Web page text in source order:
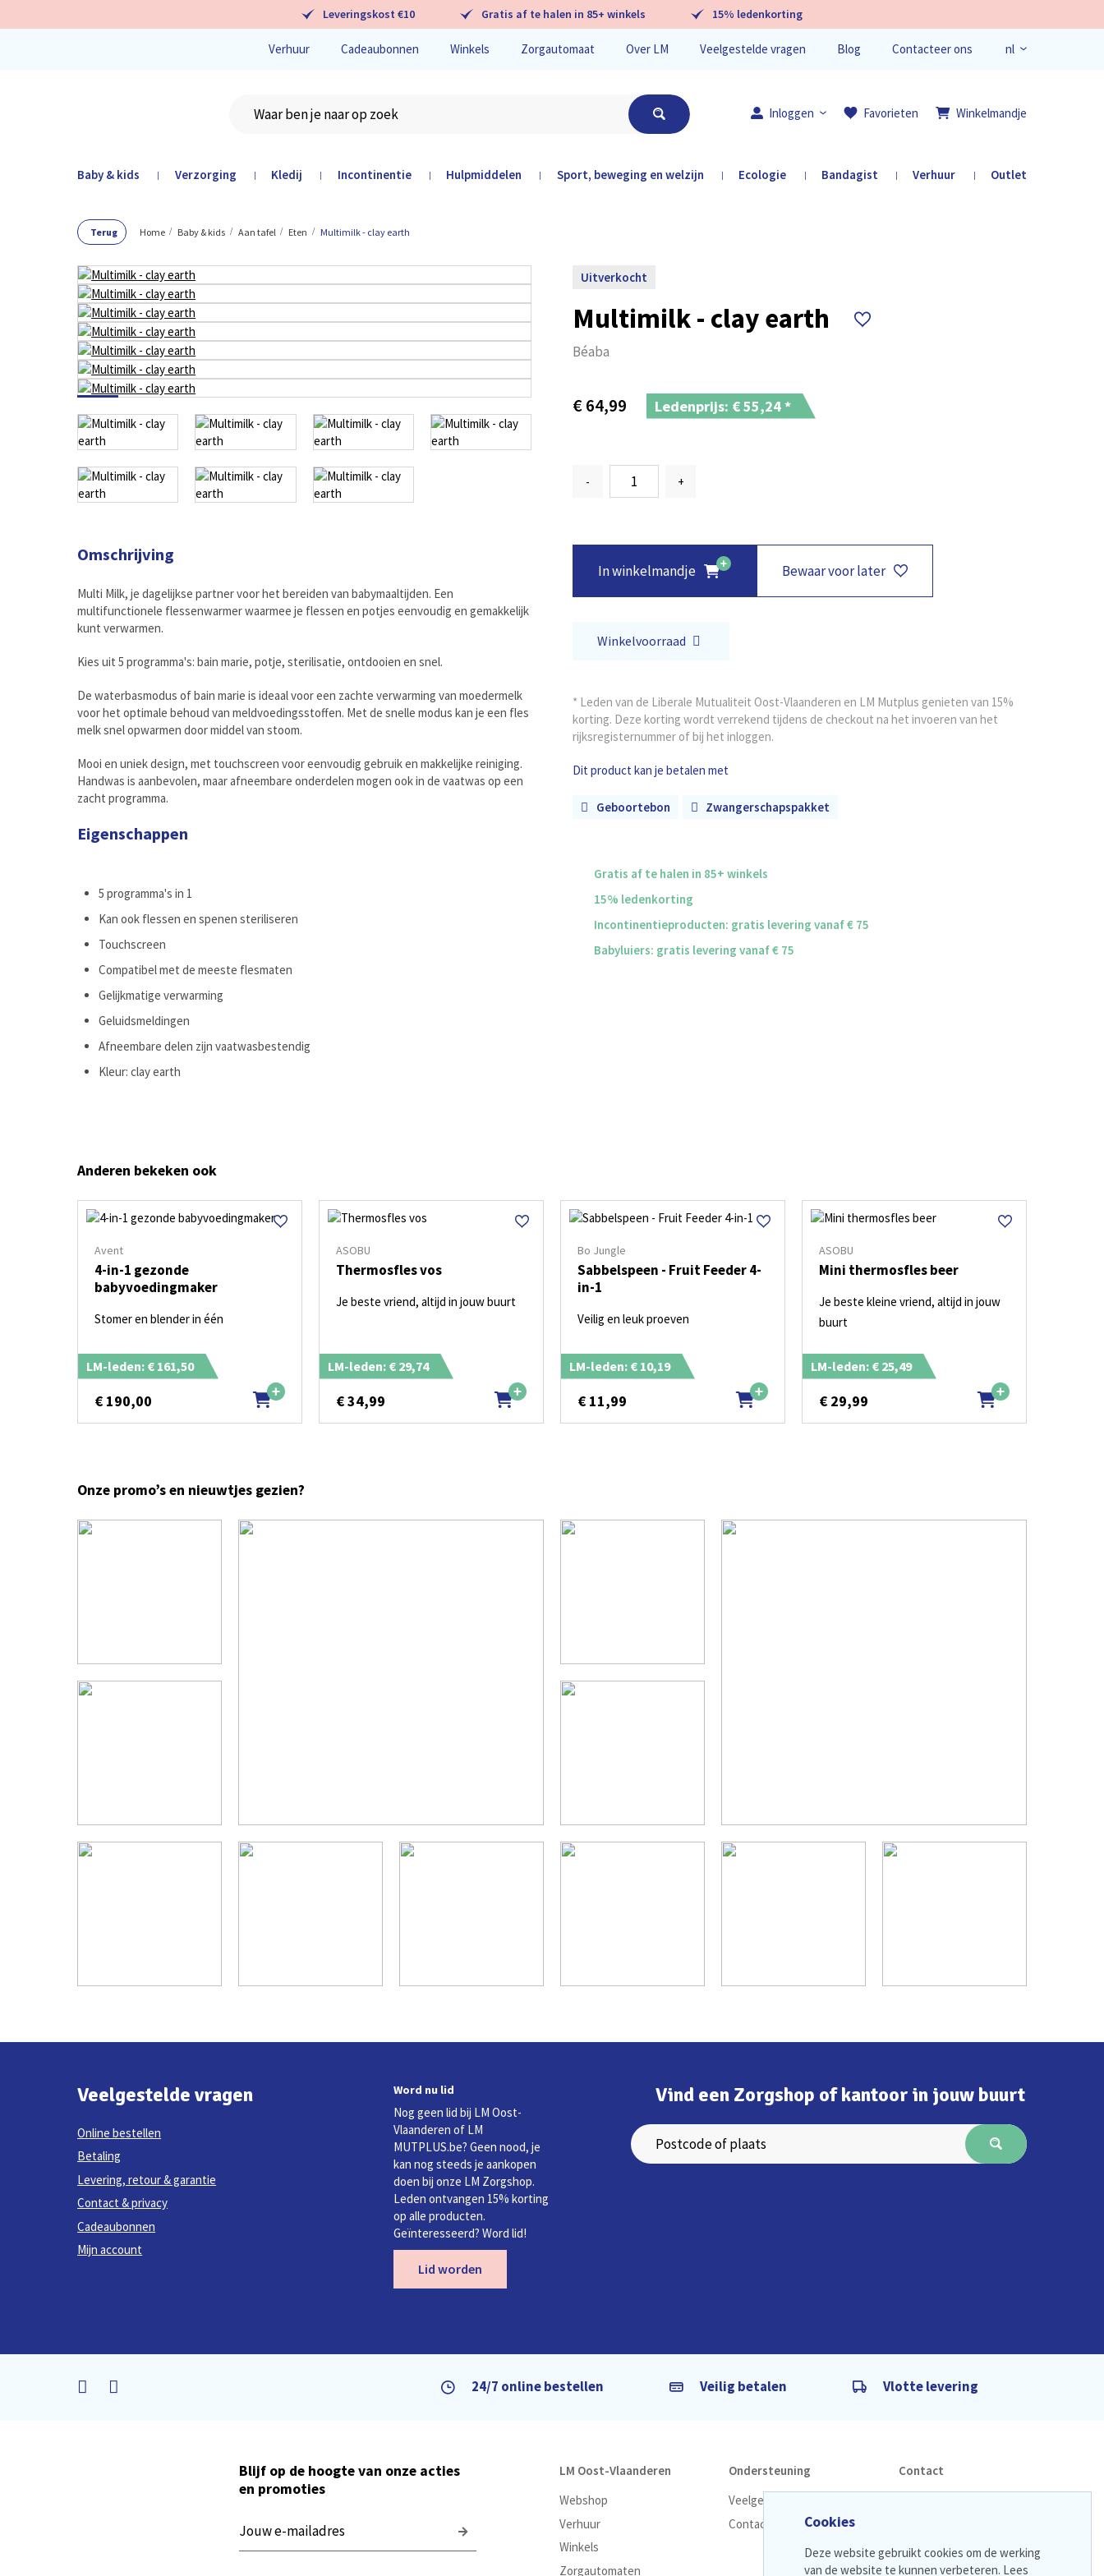
Leveringskost €10 Gratis af te halen in 85+ winkels 15% ledenkorting
Verhuur Cadeaubonnen Winkels Zorgautomaat Over LM Veelgestelde vragen Blog Contacteer ons
nl
Inloggen
Favorieten Winkelmandje
Baby & kids | Verzorging | Kledij | Incontinentie | Hulpmiddelen | Sport, beweging en welzijn | Ecologie | Bandagist | Verhuur | Outlet
Terug Home Baby & kids Aan tafel Eten Multimilk - clay earth
Uitverkocht
Multimilk - clay earth
Béaba
€64,99 Ledenprijs: €55,24*
- +
In winkelmandje Bewaar voor later
Winkelvoorraad
* Leden van de Liberale Mutualiteit Oost-Vlaanderen en LM Mutplus genieten van 15%
korting. Deze korting wordt verrekend tijdens de checkout na het invoeren van het
rijksregisternummer of bij het inloggen.
Dit product kan je betalen met
Geboortebon Zwangerschapspakket
Gratis af te halen in 85+ winkels
15% ledenkorting
Incontinentieproducten: gratis levering vanaf € 75
Babyluiers: gratis levering vanaf € 75
Omschrijving
Multi Milk, je dagelijkse partner voor het bereiden van babymaaltijden. Een
multifunctionele flessenwarmer waarmee je flessen en potjes eenvoudig en gemakkelijk
kunt verwarmen.
Kies uit 5 programma's: bain marie, potje, sterilisatie, ontdooien en snel.
De waterbasmodus of bain marie is ideaal voor een zachte verwarming van moedermelk
voor het optimale behoud van meldvoedingsstoffen. Met de snelle modus kan je een fles
melk snel opwarmen door middel van stoom.
Mooi en uniek design, met touchscreen voor eenvoudig gebruik en makkelijke reiniging.
Handwas is aanbevolen, maar afneembare onderdelen mogen ook in de vaatwas op een
zacht programma.
Eigenschappen
5 programma's in 1
Kan ook flessen en spenen steriliseren
Touchscreen
Compatibel met de meeste flesmaten
Gelijkmatige verwarming
Geluidsmeldingen
Afneembare delen zijn vaatwasbestendig
Kleur: clay earth
Anderen bekeken ook
Avent
4-in-1 gezonde
babyvoedingmaker
Stomer en blender in één
LM-leden: € 161,50
€ 190,00
ASOBU
Thermosfles vos
Je beste vriend, altijd in jouw buurt
LM-leden: € 29,74
€34,99
Bo Jungle
Sabbelspeen - Fruit Feeder 4-
in-1
Veilig en leuk proeven
LM-leden: € 10,19
€ 11,99
ASOBU
Mini thermosfles beer
Je beste kleine vriend, altijd in jouw
buurt
LM-leden: € 25,49
€ 29,99
Onze promo’s en nieuwtjes gezien?
Veelgestelde vragen
Online bestellen
Betaling
Levering, retour & garantie
Contact & privacy
Cadeaubonnen
Mijn account
Word nu lid
Nog geen lid bij LM Oost-
Vlaanderen of LM
MUTPLUS.be? Geen nood, je
kan nog steeds je aankopen
doen bij onze LM Zorgshop.
Leden ontvangen 15% korting
op alle producten.
Geïnteresseerd? Word lid!
Lid worden
Vind een Zorgshop of kantoor in jouw buurt
24/7 online bestellen Veilig betalen Vlotte levering
Blijf op de hoogte van onze acties
en promoties
LM Oost-Vlaanderen
Webshop
Verhuur
Winkels
Zorgautomaten
Ondersteuning
Veelgestelde vragen
Contacteer ons
Contact
09 259 13 29
Cookies
Deze website gebruikt cookies om de werking
van de website te kunnen verbeteren. Lees